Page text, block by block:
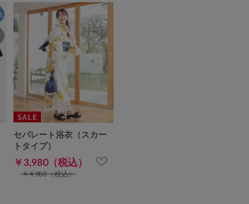
セパレート浴衣（スカー
トタイプ）
￥3,980（税込）
￥4,980（税込）